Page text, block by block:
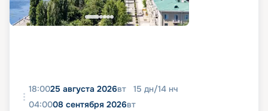
18:0025 августа 2026вт 15 дн/14 нч
04:0008 сентября 2026вт